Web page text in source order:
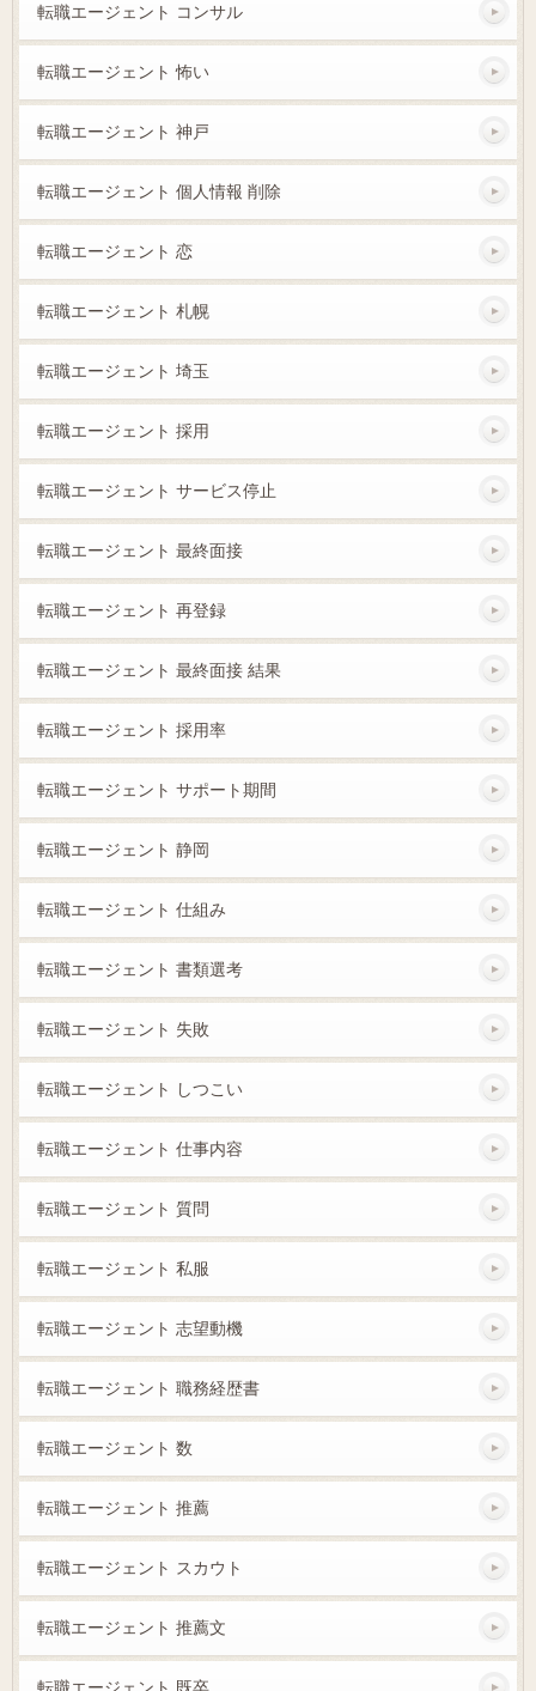
転職エージェント コンサル
転職エージェント 怖い
転職エージェント 神戸
転職エージェント 個人情報 削除
転職エージェント 恋
転職エージェント 札幌
転職エージェント 埼玉
転職エージェント 採用
転職エージェント サービス停止
転職エージェント 最終面接
転職エージェント 再登録
転職エージェント 最終面接 結果
転職エージェント 採用率
転職エージェント サポート期間
転職エージェント 静岡
転職エージェント 仕組み
転職エージェント 書類選考
転職エージェント 失敗
転職エージェント しつこい
転職エージェント 仕事内容
転職エージェント 質問
転職エージェント 私服
転職エージェント 志望動機
転職エージェント 職務経歴書
転職エージェント 数
転職エージェント 推薦
転職エージェント スカウト
転職エージェント 推薦文